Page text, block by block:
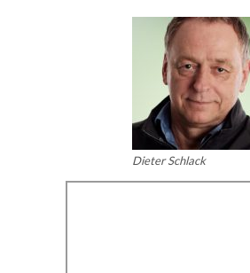
Dieter Schlack